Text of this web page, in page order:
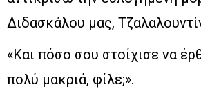
Διδασκάλου μας,
«Και πόσο σου στοίχισε να
πολύ μακριά, φίλε;».